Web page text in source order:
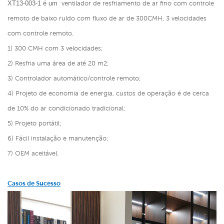
XT13-003-1 é um ventilador de resfriamento de ar fino com controle
remoto de baixo ruído com fluxo de ar de 300CMH, 3 velocidades
com controle remoto.
1) 300 CMH com 3 velocidades;
2) Resfria uma área de até 20 m2;
3) Controlador automático/controle remoto;
4) Projeto de economia de energia, custos de operação é de cerca
de 10% do ar condicionado tradicional;
5) Projeto portátil;
6) Fácil instalação e manutenção;
7) OEM aceitável.
Casos de Sucesso